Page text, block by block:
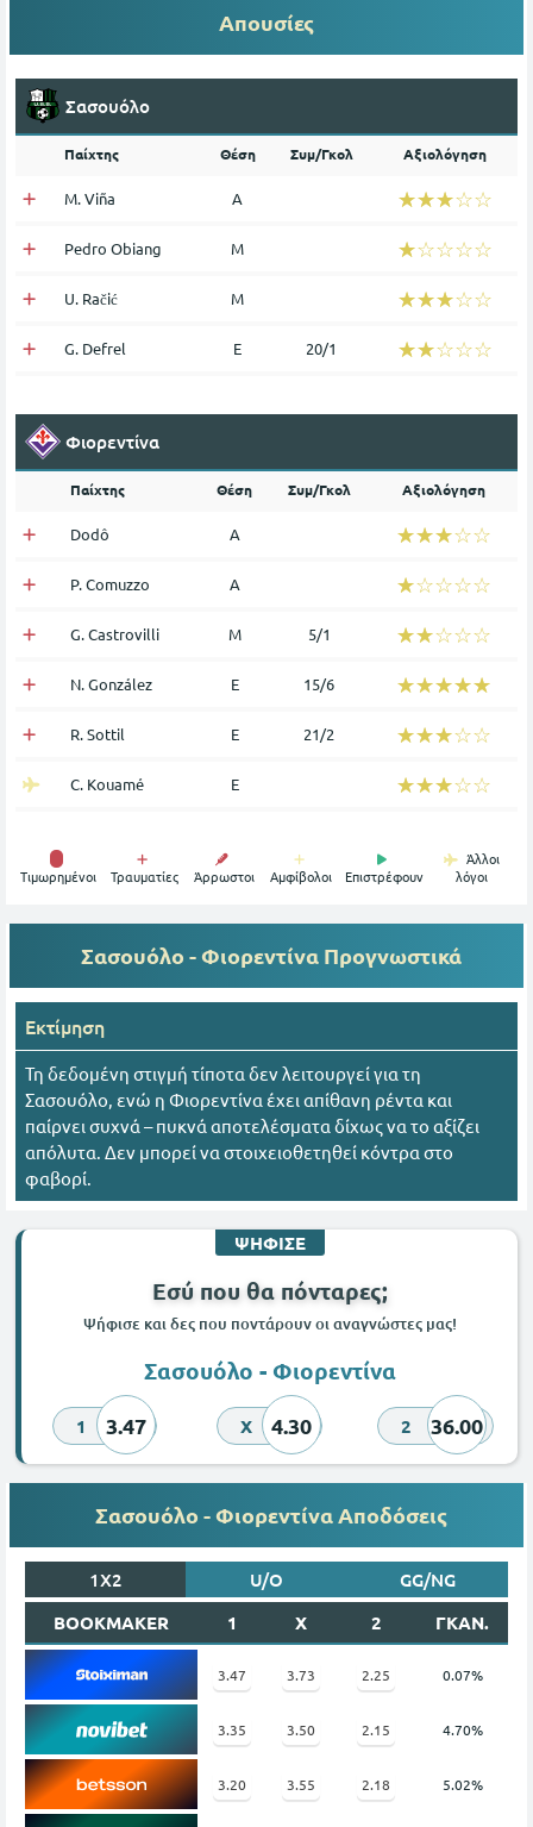
Απουσίες
Σασουόλο
Παίχτης Θέση Συμ/Γκολ Αξιολόγηση
M. Viña Α ☆☆☆☆☆
★★★★★
Pedro Obiang Μ ☆☆☆☆☆
★★★★★
U. Račić Μ ☆☆☆☆☆
★★★★★
G. Defrel Ε 20/1 ☆☆☆☆☆
★★★★★
Φιορεντίνα
Παίχτης Θέση Συμ/Γκολ Αξιολόγηση
Dodô Α ☆☆☆☆☆
★★★★★
P. Comuzzo Α ☆☆☆☆☆
★★★★★
G. Castrovilli Μ 5/1 ☆☆☆☆☆
★★★★★
N. González Ε 15/6 ☆☆☆☆☆
★★★★★
R. Sottil Ε 21/2 ☆☆☆☆☆
★★★★★
C. Kouamé Ε ☆☆☆☆☆
★★★★★
Tιμωρημένοι Τραυματίες Άρρωστοι Αμφίβολοι Επιστρέφουν
Άλλοι
λόγοι
Σασουόλο - Φιορεντίνα Προγνωστικά
Εκτίμηση
Τη δεδομένη στιγμή τίποτα δεν λειτουργεί για τη
Σασουόλο, ενώ η Φιορεντίνα έχει απίθανη ρέντα και
παίρνει συχνά – πυκνά αποτελέσματα δίχως να το αξίζει
απόλυτα. Δεν μπορεί να στοιχειοθετηθεί κόντρα στο
φαβορί.
ΨΗΦΙΣΕ
Εσύ που θα πόνταρες;
Ψήφισε και δες που ποντάρουν οι αναγνώστες μας!
Σασουόλο - Φιορεντίνα
1 3.47 X 4.30 2 36.00
Σασουόλο - Φιορεντίνα Αποδόσεις
1X2 U/O
GG/NG
BOOKMAKER
1 X 2 ΓΚΑΝ.
3.47 3.73 2.25 0.07%
3.35 3.50 2.15 4.70%
3.20 3.55 2.18 5.02%